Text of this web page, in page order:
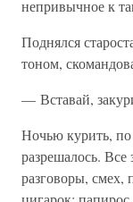
непривычное к
Поднялся
тоном,
— Вставай,
Ночью курить,
разрешалось.
разговоры, смех,